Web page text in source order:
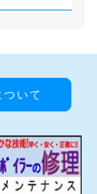
ついて